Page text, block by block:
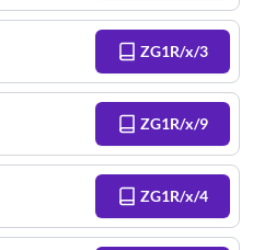
ZG1R/x/3
ZG1R/x/9
ZG1R/x/4